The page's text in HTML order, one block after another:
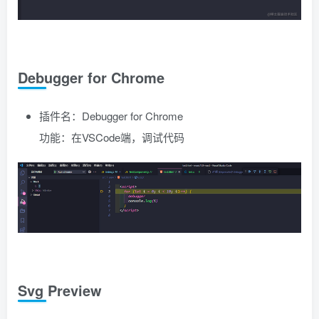
Debugger for Chrome
插件名：Debugger for Chrome
功能：在VSCode端，调试代码
Svg Preview